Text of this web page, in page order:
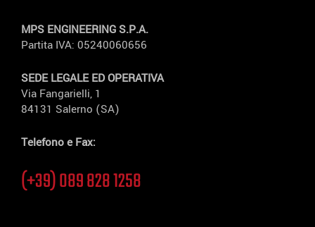
MPS ENGINEERING S.P.A.
Partita IVA: 05240060656
SEDE LEGALE ED OPERATIVA
Via Fangarielli, 1
84131 Salerno (SA)
Telefono e Fax:
(+39) 089 828 1258